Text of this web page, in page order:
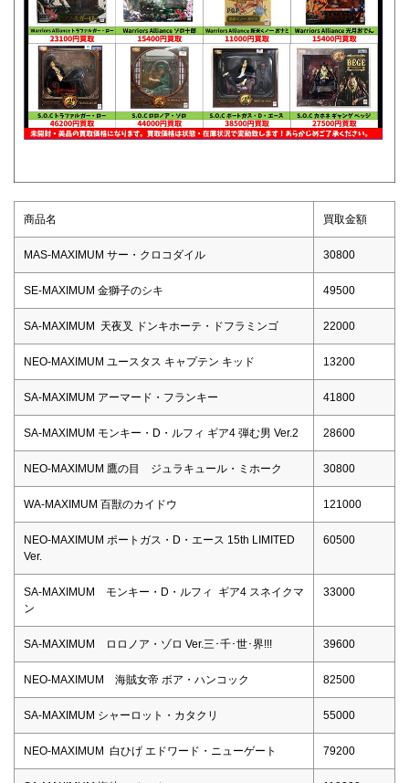
商品名 買取金額
MAS-MAXIMUM サー・クロコダイル 30800
SE-MAXIMUM 金獅子のシキ 49500
SA-MAXIMUM 天夜叉 ドンキホーテ・ドフラミンゴ 22000
NEO-MAXIMUM ユースタス キャプテン キッド 13200
SA-MAXIMUM アーマード・フランキー 41800
SA-MAXIMUM モンキー・D・ルフィ ギア4 弾む男 Ver.2 28600
NEO-MAXIMUM 鷹の目 ジュラキュール・ミホーク 30800
WA-MAXIMUM 百獣のカイドウ 121000
NEO-MAXIMUM ポートガス・D・エース 15th LIMITED
Ver.
60500
SA-MAXIMUM モンキー・D・ルフィ ギア4 スネイクマ
ン
33000
SA-MAXIMUM ロロノア・ゾロ Ver.三･千･世･界!!! 39600
NEO-MAXIMUM 海賊女帝 ボア・ハンコック 82500
SA-MAXIMUM シャーロット・カタクリ 55000
NEO-MAXIMUM 白ひげ エドワード・ニューゲート 79200